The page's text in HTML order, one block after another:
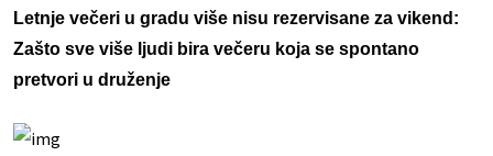
Letnje večeri u gradu više nisu rezervisane za vikend:
Zašto sve više ljudi bira večeru koja se spontano
pretvori u druženje